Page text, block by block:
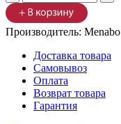
Производитель: Menabo
Доставка товара
Самовывоз
Оплата
Возврат товара
Гарантия